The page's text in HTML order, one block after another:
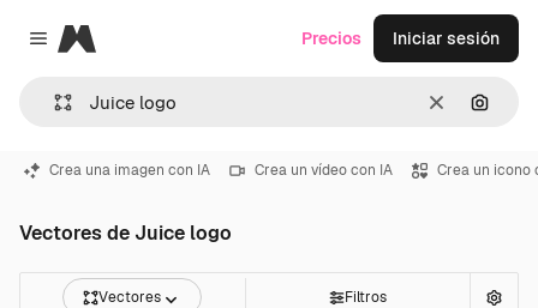
Close menu
Magnific
Borrar
Precios Iniciar sesión
Crea una imagen con IA Crea un vídeo con IA Crea un icono
Vectores de Juice logo
Vectores Filtros